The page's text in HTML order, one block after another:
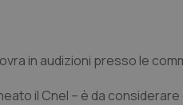
in audizioni presso le
il Cnel – è da considerare